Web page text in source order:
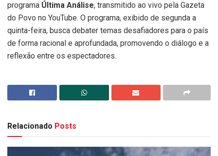
programa Última Análise, transmitido ao vivo pela Gazeta
do Povo no YouTube. O programa, exibido de segunda a
quinta-feira, busca debater temas desafiadores para o país
de forma racional e aprofundada, promovendo o diálogo e a
reflexão entre os espectadores.
Relacionado Posts